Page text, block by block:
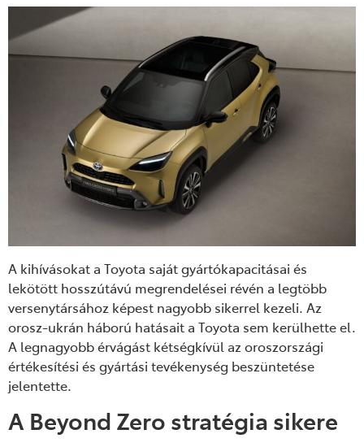
A kihívásokat a Toyota saját gyártókapacitásai és
lekötött hosszútávú megrendelései révén a legtöbb
versenytársához képest nagyobb sikerrel kezeli. Az
orosz-ukrán háború hatásait a Toyota sem kerülhette el.
A legnagyobb érvágást kétségkívül az oroszországi
értékesítési és gyártási tevékenység beszüntetése
jelentette.
A Beyond Zero stratégia sikere